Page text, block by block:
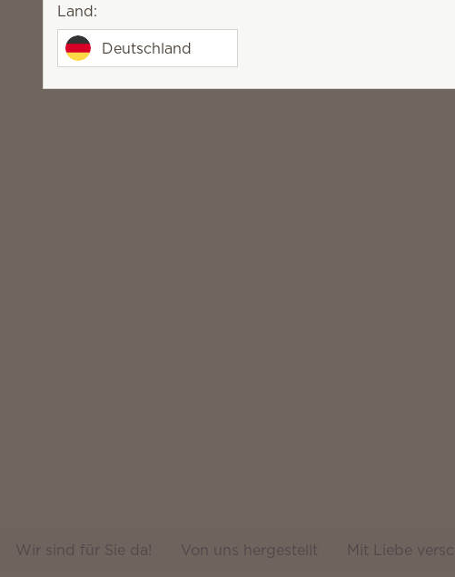
Wir sind für Sie da! Von uns hergestellt Mit Liebe
Land:
Deutschland